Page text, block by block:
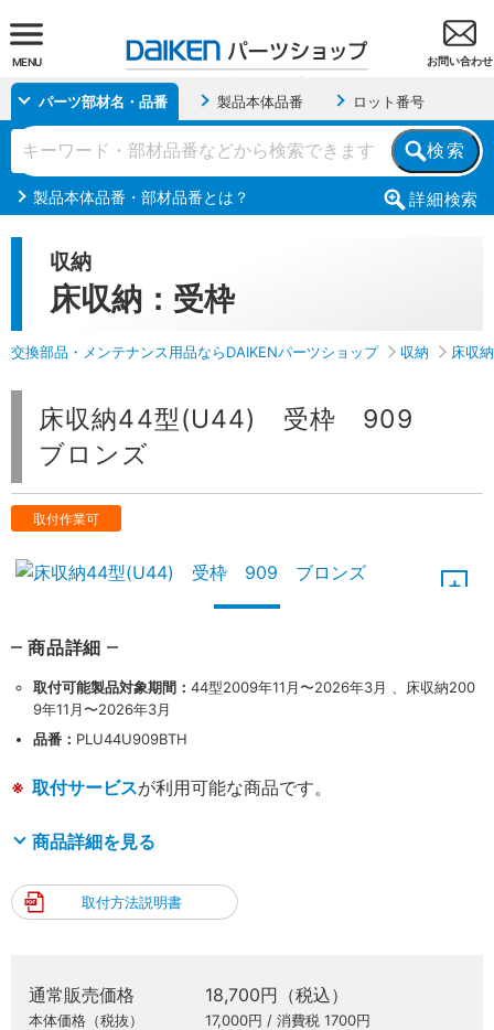
お問い合わせ
MENU
パーツ部材名・品番 製品本体品番 ロット番号
検索
詳細検索
製品本体品番・部材品番とは？
収納
床収納：受枠
交換部品・メンテナンス用品ならDAIKENパーツショップ 収納 床収納
床収納44型(U44) 受枠 909
ブロンズ
取付作業可
商品詳細
取付可能製品対象期間： 44型2009年11月〜2026年3月 、床収納200
9年11月〜2026年3月
品番： PLU44U909BTH
取付サービスが利用可能な商品です。
商品詳細を見る
取付方法説明書
通常販売価格 18,700円（税込）
本体価格（税抜） 17,000円 / 消費税 1700円